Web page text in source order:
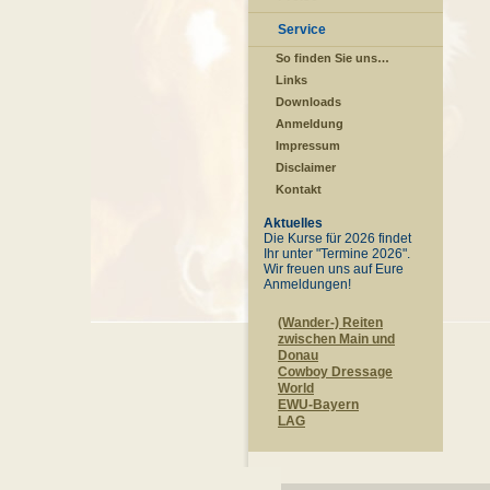
Service
So finden Sie uns…
Links
Downloads
Anmeldung
Impressum
Disclaimer
Kontakt
Aktuelles
Die Kurse für 2026 findet
Ihr unter "Termine 2026".
Wir freuen uns auf Eure
Anmeldungen!
(Wander-) Reiten
zwischen Main und
Donau
Cowboy Dressage
World
EWU-Bayern
LAG